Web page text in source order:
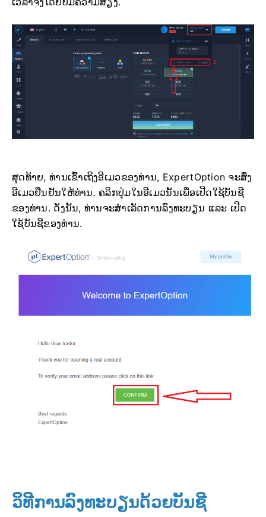
ສຸດທ້າຍ, ທ່ານເຂົ້າເຖິງອີເມວຂອງທ່ານ, ExpertOption ຈະສົ່ງ
ອີເມວຢືນຢັນໃຫ້ທ່ານ. ຄລິກປຸ່ມໃນອີເມວນັ້ນເພື່ອເປີດໃຊ້ບັນຊີ
ຂອງທ່ານ. ດັ່ງນັ້ນ, ທ່ານຈະສຳເລັດການລົງທະບຽນ ແລະ ເປີດ
ໃຊ້ບັນຊີຂອງທ່ານ.
ວິທີການລົງທະບຽນດ້ວຍບັນຊີ